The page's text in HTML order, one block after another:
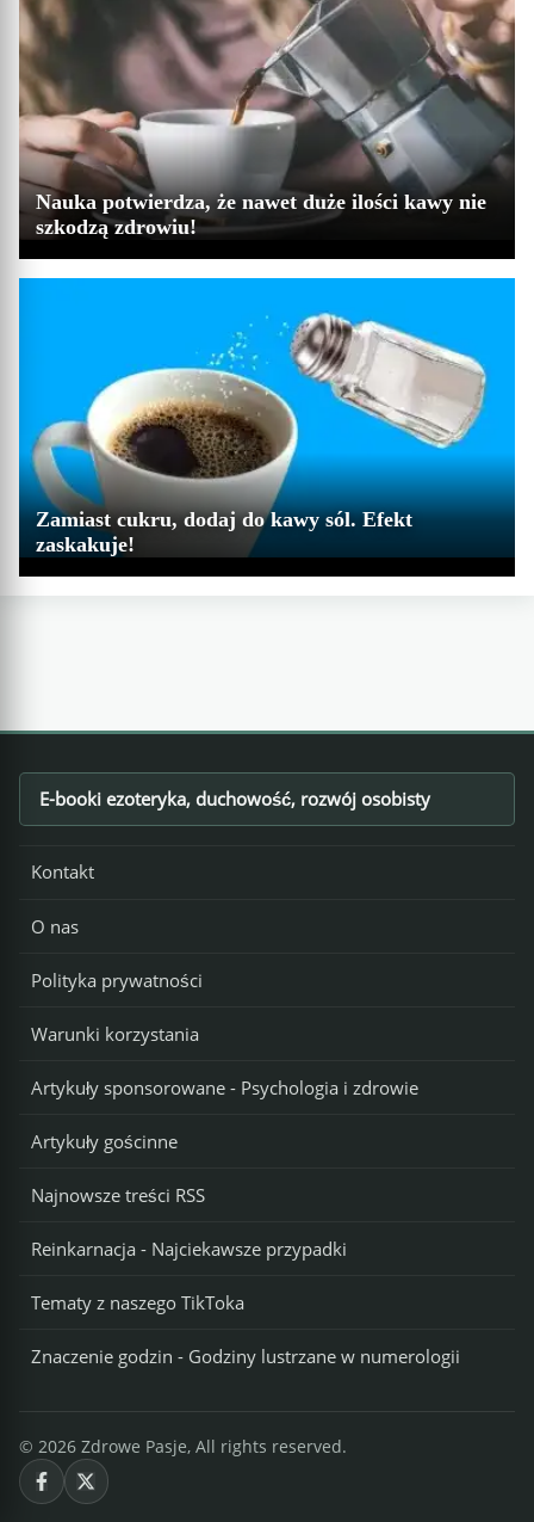
Nauka potwierdza, że nawet duże ilości kawy nie
szkodzą zdrowiu!
Zamiast cukru, dodaj do kawy sól. Efekt
zaskakuje!
Footer
E-booki ezoteryka, duchowość, rozwój osobisty
Kontakt
O nas
Polityka prywatności
Warunki korzystania
Artykuły sponsorowane - Psychologia i zdrowie
Artykuły gościnne
Najnowsze treści RSS
Reinkarnacja - Najciekawsze przypadki
Tematy z naszego TikToka
Znaczenie godzin - Godziny lustrzane w numerologii
© 2026 Zdrowe Pasje, All rights reserved.